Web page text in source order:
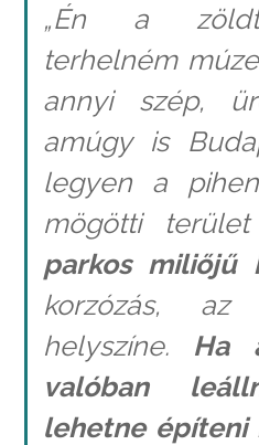
„Én a
terhelném
annyi szép,
amúgy is
legyen a
mögötti
parkos miliőjű
korzózás, az
helyszíne. Ha
valóban
lehetne építeni